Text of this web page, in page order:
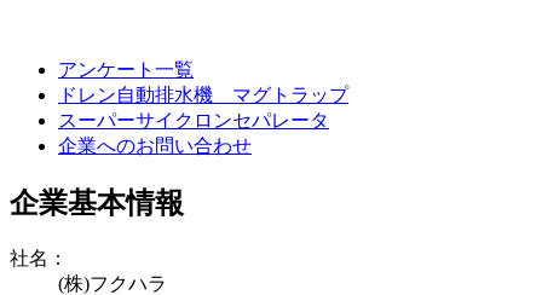
アンケート一覧
ドレン自動排水機 マグトラップ
スーパーサイクロンセパレータ
企業へのお問い合わせ
企業基本情報
社名：
(株)フクハラ